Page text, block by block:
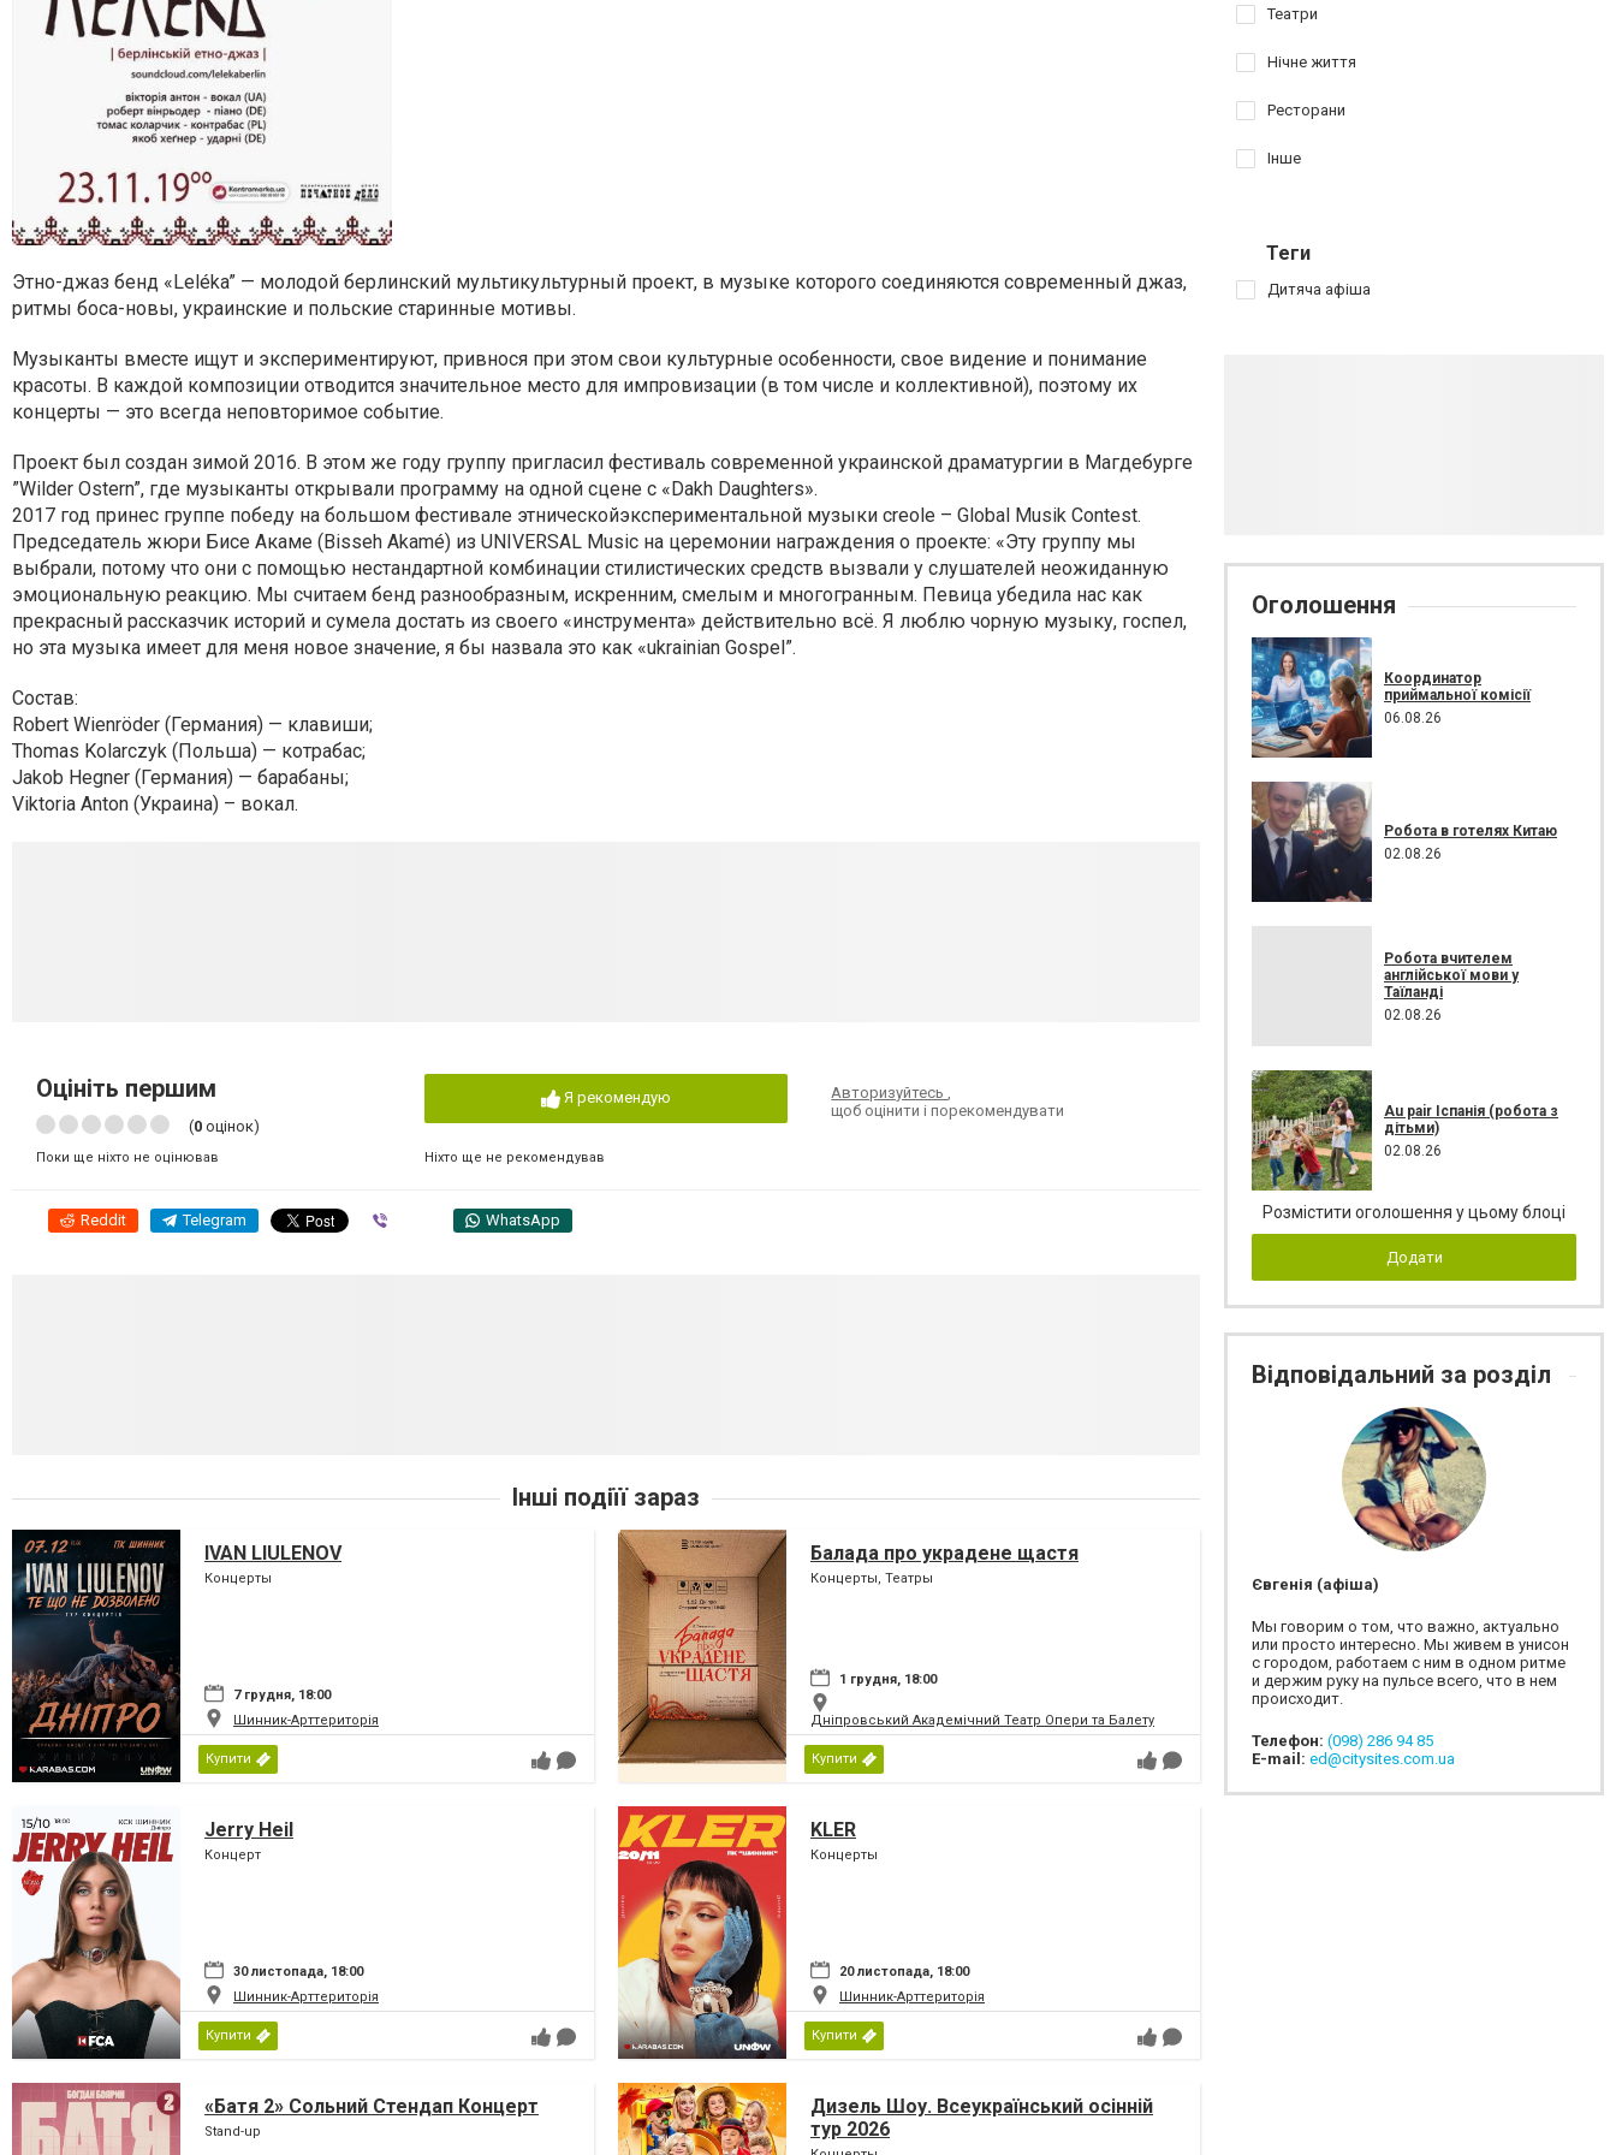
Этно-джаз бенд «Leléka” — молодой берлинский мультикультурный проект, в музыке которого соединяются современный джаз,
ритмы боса-новы, украинские и польские старинные мотивы.
Музыканты вместе ищут и экспериментируют, привнося при этом свои культурные особенности, свое видение и понимание
красоты. В каждой композиции отводится значительное место для импровизации (в том числе и коллективной), поэтому их
концерты — это всегда неповторимое событие.
Проект был создан зимой 2016. В этом же году группу пригласил фестиваль современной украинской драматургии в Магдебурге
”Wilder Ostern”, где музыканты открывали программу на одной сцене с «Dakh Daughters».
2017 год принес группе победу на большом фестивале этническойэкспериментальной музыки creole – Global Musik Contest.
Председатель жюри Бисе Акаме (Bisseh Akamé) из UNIVERSAL Music на церемонии награждения о проекте: «Эту группу мы
выбрали, потому что они с помощью нестандартной комбинации стилистических средств вызвали у слушателей неожиданную
эмоциональную реакцию. Мы считаем бенд разнообразным, искренним, смелым и многогранным. Певица убедила нас как
прекрасный рассказчик историй и сумела достать из своего «инструмента» действительно всё. Я люблю чорную музыку, госпел,
но эта музыка имеет для меня новое значение, я бы назвала это как «ukrainian Gospel”.
Состав:
Robert Wienröder (Германия) — клавиши;
Thomas Kolarczyk (Польша) — котрабас;
Jakob Hegner (Германия) — барабаны;
Viktoria Anton (Украина) – вокал.
Оцініть першим
(0 оцінок)
Поки ще ніхто не оцінював
Я рекомендую
Ніхто ще не рекомендував
Авторизуйтесь,
щоб оцінити і порекомендувати
Reddit Telegram WhatsApp
Інші подіїї зараз
IVAN LIULENOV
Концерты
7 грудня, 18:00
Шинник-Арттериторія
Купити
Балада про украдене щастя
Концерты, Театры
1 грудня, 18:00
Дніпровський Академічний Театр Опери та Балету
Купити
Jerry Heil
Концерт
30 листопада, 18:00
Шинник-Арттериторія
Купити
KLER
Концерты
20 листопада, 18:00
Шинник-Арттериторія
Купити
«Батя 2» Сольний Стендап Концерт
Stand-up
Дизель Шоу. Всеукраїнський осінній
тур 2026
Театри
Нічне життя
Ресторани
Інше
Теги
Дитяча афіша
Оголошення
Координатор
приймальної комісії
06.08.26
Робота в готелях Китаю
02.08.26
Робота вчителем
англійської мови у
Таїланді
02.08.26
Au pair Іспанія (робота з
дітьми)
02.08.26
Розмістити оголошення у цьому блоці
Додати
Відповідальний за розділ
Євгенія (афіша)
Мы говорим о том, что важно, актуально
или просто интересно. Мы живем в унисон
с городом, работаем с ним в одном ритме
и держим руку на пульсе всего, что в нем
происходит.
Телефон: (098) 286 94 85
E-mail: ed@citysites.com.ua